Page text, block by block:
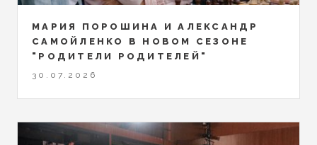
МАРИЯ ПОРОШИНА И АЛЕКСАНДР
САМОЙЛЕНКО В НОВОМ СЕЗОНЕ
"РОДИТЕЛИ РОДИТЕЛЕЙ"
30.07.2026